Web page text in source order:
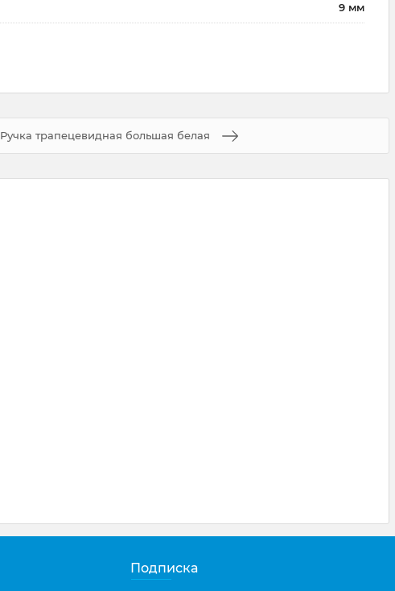
9 мм
Ручка трапецевидная большая белая
Подписка